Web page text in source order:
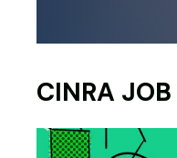
CINRA JOB